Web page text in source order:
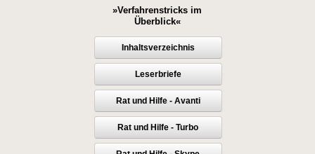
»Verfahrenstricks im
Überblick«
Inhaltsverzeichnis
Leserbriefe
Rat und Hilfe - Avanti
Rat und Hilfe - Turbo